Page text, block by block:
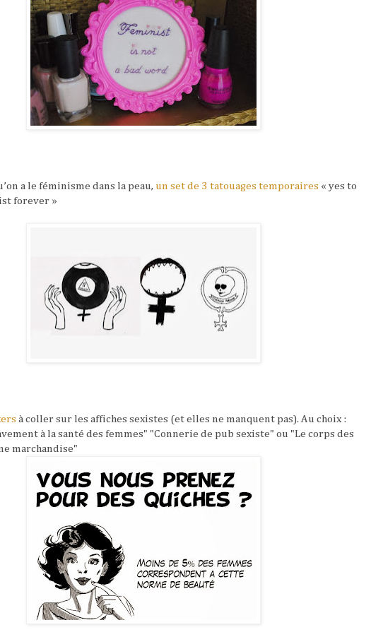
a le féminisme dans la peau, un set de 3 tatouages temporaires « yes to
forever »
à coller sur les affiches sexistes (et elles ne manquent pas). Au choix :
à la santé des femmes" "Connerie de pub sexiste" ou "Le corps des
marchandise"